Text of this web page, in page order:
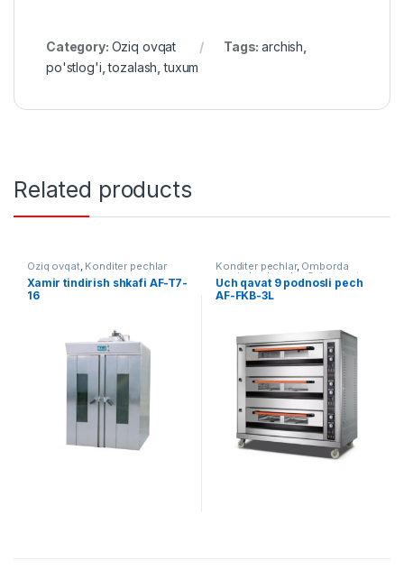
Category: Oziq ovqat Tags:archish,
po'stlog'i,tozalash,tuxum
Related products
Oziq ovqat, Konditer pechlar
Xamir tindirish shkafi AF-T7-
16
Konditer pechlar, Omborda
mavjud uskunalar , Oziq ovqat
Uch qavat 9 podnosli pech
AF-FKB-3L